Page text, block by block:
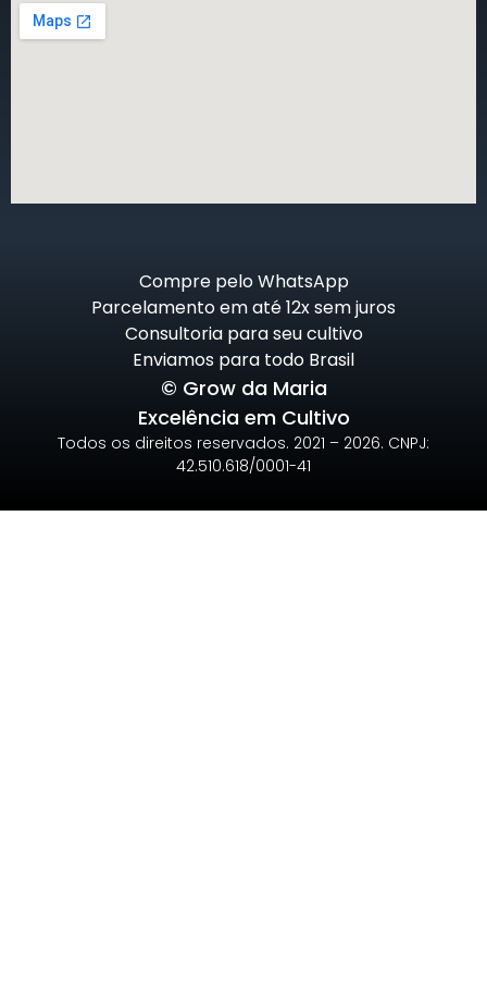
Compre pelo WhatsApp
Parcelamento em até 12x sem juros
Consultoria para seu cultivo
Enviamos para todo Brasil
© Grow da Maria
Excelência em Cultivo
Todos os direitos reservados. 2021 – 2026. CNPJ:
42.510.618/0001-41